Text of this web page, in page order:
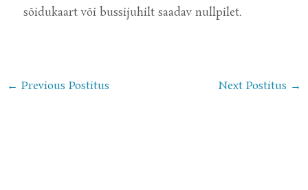
sõidukaart või bussijuhilt saadav nullpilet.
← Previous Postitus Next Postitus →